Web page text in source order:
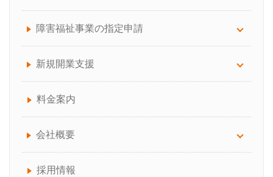
労務顧問
給与計算サポート
助成金手続き代行
人事制度の構築
介護事業者向けBCP作成コンサルティング
訪問看護
訪問介護（介護保険）
通所介護（デイサービス）
障害福祉事業の指定申請
放課後等デイ・児童発達支援
生活介護
訪問介護（介護保険、障害福祉サービス）
就労継続・就労移行支援
新規開業支援
介護サービス事業の開業でお困りの方へ
障害福祉事業の開業でお困りの方へ
介護保険・障害福祉事業所の開業の流れ
料金案内
会社概要
会社概要について
採用情報